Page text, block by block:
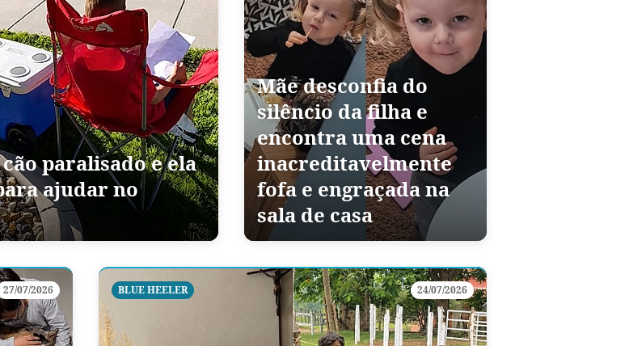
paralisado e ela
ajudar no
Mãe desconfia do
silêncio da filha e
encontra uma cena
inacreditavelmente
fofa e engraçada na
sala de casa
27/07/2026 BLUE HEELER 24/07/2026